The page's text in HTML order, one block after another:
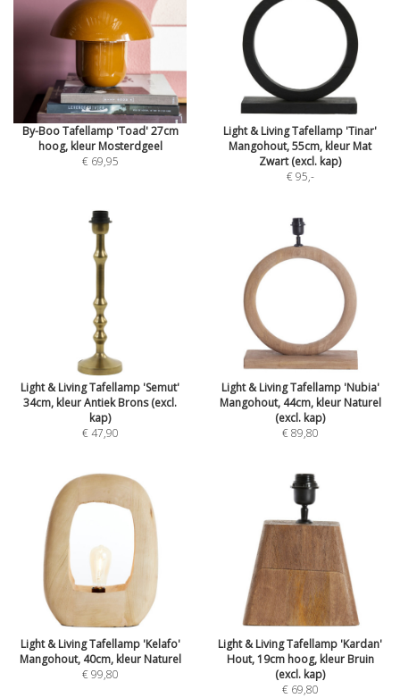
By-Boo Tafellamp 'Toad' 27cm
hoog, kleur Mosterdgeel
€ 69,95
Light & Living Tafellamp 'Tinar'
Mangohout, 55cm, kleur Mat
Zwart (excl. kap)
€ 95,-
Light & Living Tafellamp 'Semut'
34cm, kleur Antiek Brons (excl.
kap)
€ 47,90
Light & Living Tafellamp 'Nubia'
Mangohout, 44cm, kleur Naturel
(excl. kap)
€ 89,80
Light & Living Tafellamp 'Kelafo'
Mangohout, 40cm, kleur Naturel
€ 99,80
Light & Living Tafellamp 'Kardan'
Hout, 19cm hoog, kleur Bruin
(excl. kap)
€ 69,80